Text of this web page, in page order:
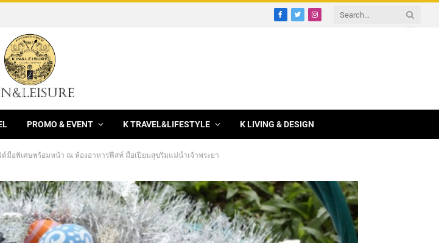
Facebook
TwitterInstagram
PROMO & EVENT K TRAVEL&LIFESTYLE K LIVING & DESIGN
มื้อพิเศษพร้อมหน้า ณ ห้องอาหารฟีสท์ มื้อเปี่ยมสุขริมแม่น้ำเจ้าพระยา